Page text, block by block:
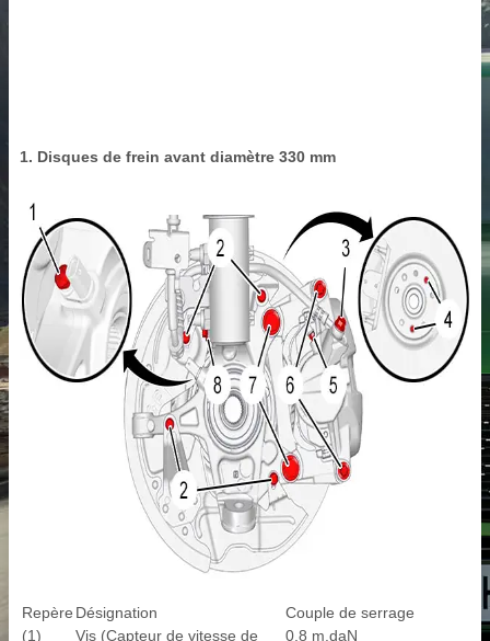
1. Disques de frein avant diamètre 330 mm
Repère Désignation
Couple de serrage
(1)
Vis (Capteur de vitesse de
0,8 m.daN